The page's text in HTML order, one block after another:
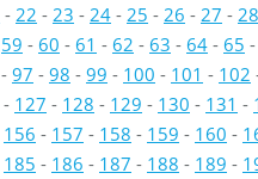
- 22 - 23 - 24 - 25 - 26 - 27 - 28
59 - 60 - 61 - 62 - 63 - 64 - 65 -
- 97 - 98 - 99 - 100 - 101 - 102
- 127 - 128 - 129 - 130 - 131 -
156 - 157 - 158 - 159 - 160 -
185 - 186 - 187 - 188 - 189 -